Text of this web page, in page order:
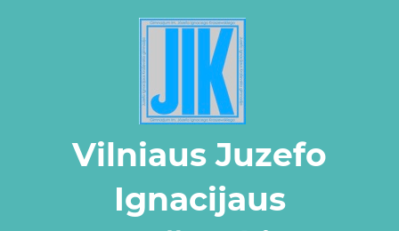
Vilniaus Juzefo
Ignacijaus